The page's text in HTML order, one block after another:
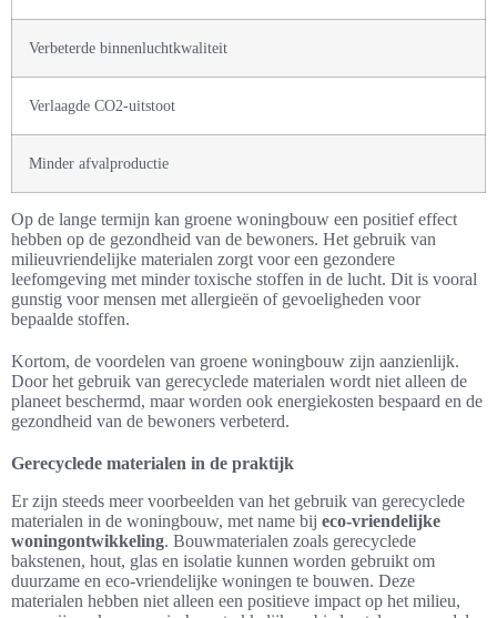
Verbeterde binnenluchtkwaliteit
Verlaagde CO2-uitstoot
Minder afvalproductie
Op de lange termijn kan groene woningbouw een positief effect
hebben op de gezondheid van de bewoners. Het gebruik van
milieuvriendelijke materialen zorgt voor een gezondere
leefomgeving met minder toxische stoffen in de lucht. Dit is vooral
gunstig voor mensen met allergieën of gevoeligheden voor
bepaalde stoffen.
Kortom, de voordelen van groene woningbouw zijn aanzienlijk.
Door het gebruik van gerecyclede materialen wordt niet alleen de
planeet beschermd, maar worden ook energiekosten bespaard en de
gezondheid van de bewoners verbeterd.
Gerecyclede materialen in de praktijk
Er zijn steeds meer voorbeelden van het gebruik van gerecyclede
materialen in de woningbouw, met name bij eco-vriendelijke
woningontwikkeling. Bouwmaterialen zoals gerecyclede
bakstenen, hout, glas en isolatie kunnen worden gebruikt om
duurzame en eco-vriendelijke woningen te bouwen. Deze
materialen hebben niet alleen een positieve impact op het milieu,